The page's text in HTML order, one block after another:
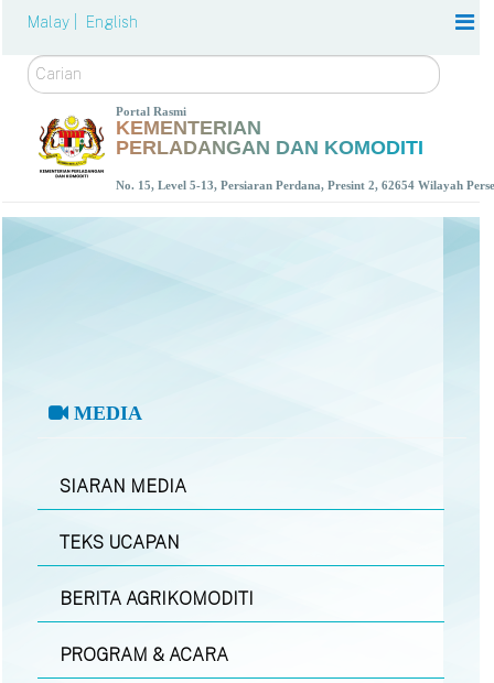
Malay | English
Carian
Portal Rasmi
KEMENTERIAN
PERLADANGAN DAN KOMODITI
No. 15, Level 5-13, Persiaran Perdana, Presint 2, 62654 Wilayah
MEDIA
SIARAN MEDIA
TEKS UCAPAN
BERITA AGRIKOMODITI
PROGRAM & ACARA